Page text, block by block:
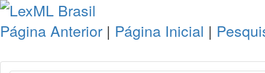
Página Anterior | Página Inicial |